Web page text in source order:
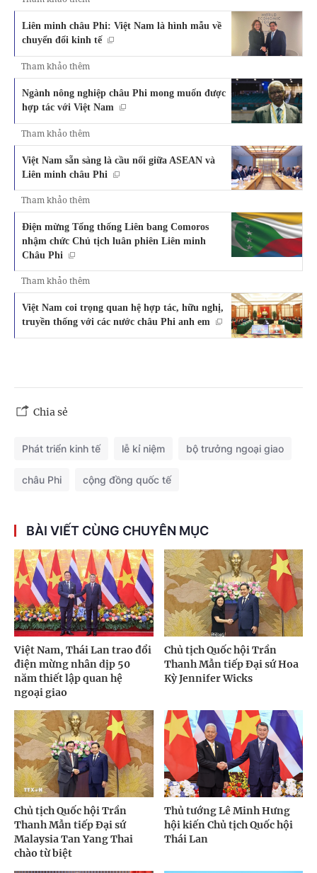
Liên minh châu Phi: Việt Nam là hình mẫu về
chuyển đổi kinh tế
Tham khảo thêm
Ngành nông nghiệp châu Phi mong muốn được
hợp tác với Việt Nam
Tham khảo thêm
Việt Nam sẵn sàng là cầu nối giữa ASEAN và
Liên minh châu Phi
Tham khảo thêm
Điện mừng Tổng thống Liên bang Comoros
nhậm chức Chủ tịch luân phiên Liên minh
Châu Phi
Tham khảo thêm
Việt Nam coi trọng quan hệ hợp tác, hữu nghị,
truyền thống với các nước châu Phi anh em
Chia sẻ
Phát triển kinh tế lễ kỉ niệm bộ trưởng ngoại giao
châu Phi cộng đồng quốc tế
BÀI VIẾT CÙNG CHUYÊN MỤC
Việt Nam, Thái Lan trao đổi
điện mừng nhân dịp 50
năm thiết lập quan hệ
ngoại giao
Chủ tịch Quốc hội Trần
Thanh Mẫn tiếp Đại sứ Hoa
Kỳ Jennifer Wicks
Chủ tịch Quốc hội Trần
Thanh Mẫn tiếp Đại sứ
Malaysia Tan Yang Thai
chào từ biệt
Thủ tướng Lê Minh Hưng
hội kiến Chủ tịch Quốc hội
Thái Lan